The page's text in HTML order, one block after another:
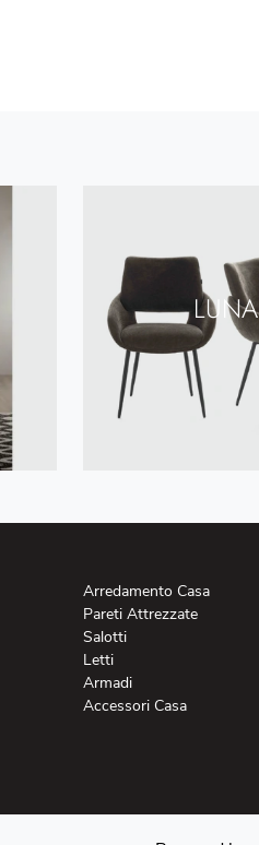
LUNA
Arredamento Casa
Pareti Attrezzate
Salotti
Letti
Armadi
Accessori Casa